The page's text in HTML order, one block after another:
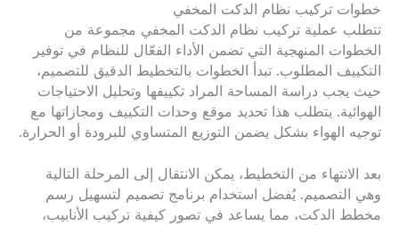
خطوات تركيب نظام الدكت المخفي
تتطلب عملية تركيب نظام الدكت المخفي مجموعة من
الخطوات المنهجية التي تضمن الأداء الفعّال للنظام في توفير
التكييف المطلوب. تبدأ الخطوات بالتخطيط الدقيق للتصميم،
حيث يجب دراسة المساحة المراد تكييفها وتحليل الاحتياجات
الهوائية. يتطلب هذا تحديد موقع وحدات التكييف ومجازاتها مع
توجيه الهواء بشكل يضمن التوزيع المتساوي للبرودة أو الحرارة.
بعد الانتهاء من التخطيط، يمكن الانتقال إلى المرحلة التالية
وهي التصميم. يُفضل استخدام برنامج تصميم لتسهيل رسم
مخطط الدكت، مما يساعد في تصور كيفية تركيب الأنابيب،